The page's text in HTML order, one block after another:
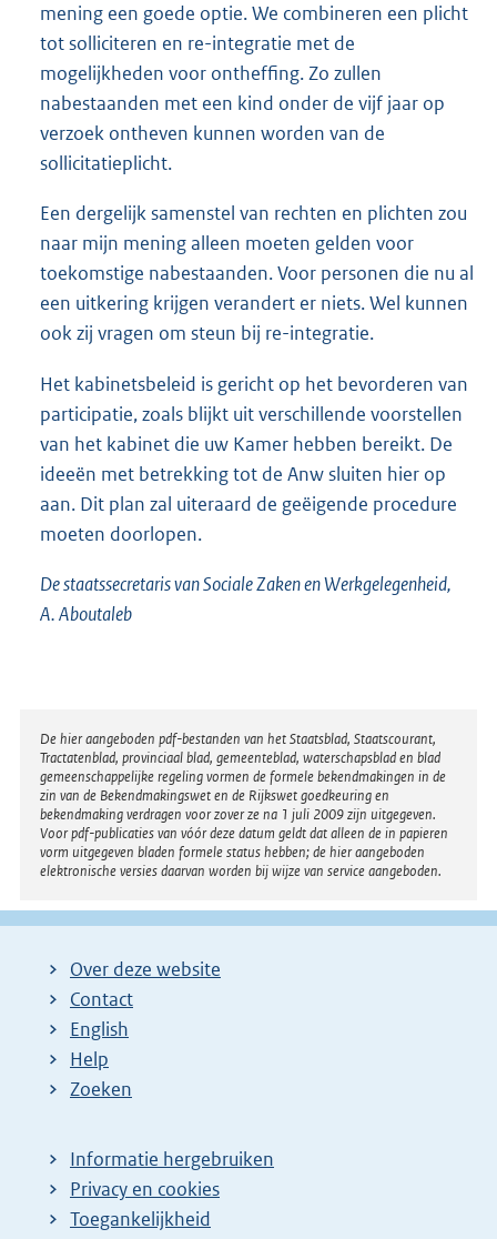
mening een goede optie. We combineren een plicht
tot solliciteren en re-integratie met de
mogelijkheden voor ontheffing. Zo zullen
nabestaanden met een kind onder de vijf jaar op
verzoek ontheven kunnen worden van de
sollicitatieplicht.
Een dergelijk samenstel van rechten en plichten zou
naar mijn mening alleen moeten gelden voor
toekomstige nabestaanden. Voor personen die nu al
een uitkering krijgen verandert er niets. Wel kunnen
ook zij vragen om steun bij re-integratie.
Het kabinetsbeleid is gericht op het bevorderen van
participatie, zoals blijkt uit verschillende voorstellen
van het kabinet die uw Kamer hebben bereikt. De
ideeën met betrekking tot de Anw sluiten hier op
aan. Dit plan zal uiteraard de geëigende procedure
moeten doorlopen.
De staatssecretaris van Sociale Zaken en Werkgelegenheid,
A. Aboutaleb
Disclaimer
De hier aangeboden pdf-bestanden van het Staatsblad, Staatscourant,
Tractatenblad, provinciaal blad, gemeenteblad, waterschapsblad en blad
gemeenschappelijke regeling vormen de formele bekendmakingen in de
zin van de Bekendmakingswet en de Rijkswet goedkeuring en
bekendmaking verdragen voor zover ze na 1 juli 2009 zijn uitgegeven.
Voor pdf-publicaties van vóór deze datum geldt dat alleen de in papieren
vorm uitgegeven bladen formele status hebben; de hier aangeboden
elektronische versies daarvan worden bij wijze van service aangeboden.
Over deze website
Contact
English
Help
Zoeken
Informatie hergebruiken
Privacy en cookies
Toegankelijkheid